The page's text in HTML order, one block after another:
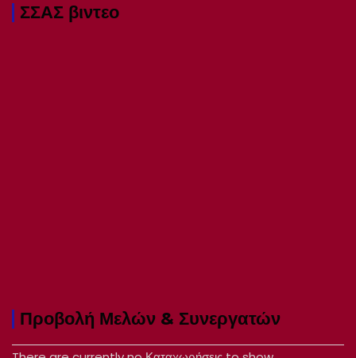
ΣΣΑΣ βιντεο
Προβολή Μελών & Συνεργατών